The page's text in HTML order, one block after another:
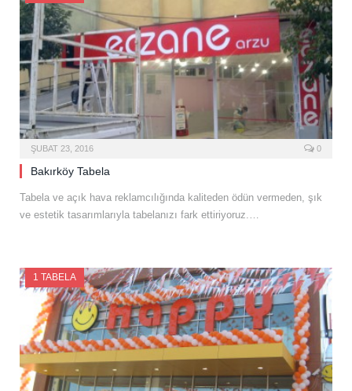
ŞUBAT 23, 2016 0
Bakırköy Tabela
Tabela ve açık hava reklamcılığında kaliteden ödün vermeden, şık
ve estetik tasarımlarıyla tabelanızı fark ettiriyoruz.…
1 TABELA